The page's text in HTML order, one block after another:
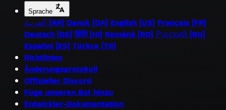
Sprache
العربية (AR) Dansk (DA) English (US) Français (FR)
Deutsch (DE) हिंदी (HI) Română (RO) Русский (RU)
Español (ES) Türkçe (TR)
Richtlinien
Änderungsprotokoll
Offizieller Discord
Füge unseren Bot hinzu
Entwickler-Dokumentation